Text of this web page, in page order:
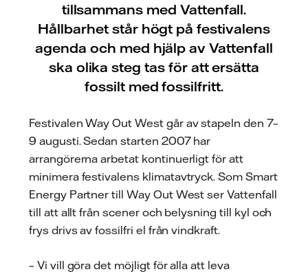
tillsammans med Vattenfall.
Hållbarhet står högt på festivalens
agenda och med hjälp av Vattenfall
ska olika steg tas för att ersätta
fossilt med fossilfritt.
Festivalen Way Out West går av stapeln den 7–
9 augusti. Sedan starten 2007 har
arrangörerna arbetat kontinuerligt för att
minimera festivalens klimatavtryck. Som Smart
Energy Partner till Way Out West ser Vattenfall
till att allt från scener och belysning till kyl och
frys drivs av fossilfri el från vindkraft.
– Vi vill göra det möjligt för alla att leva